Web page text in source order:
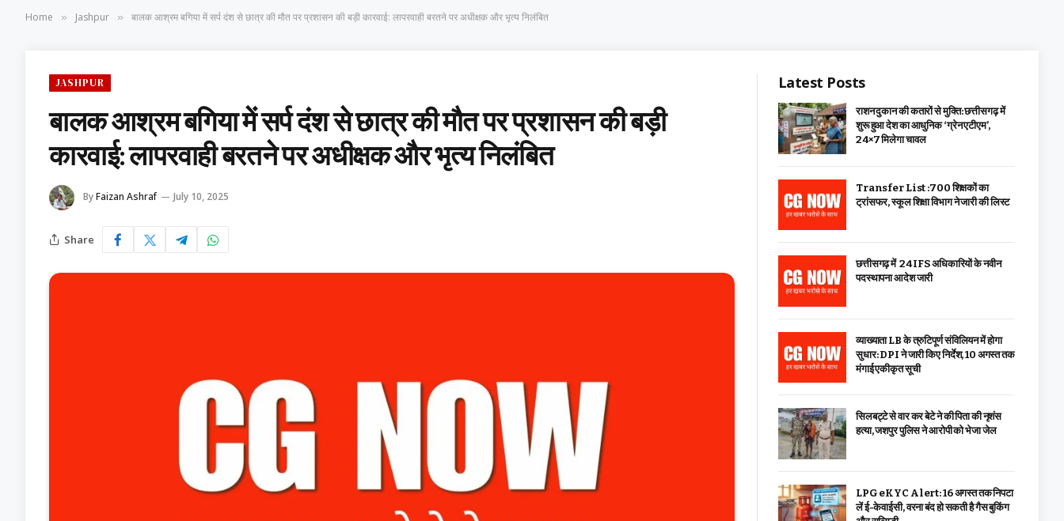
Home » Jashpur » बालक आश्रम बगिया में सर्प दंश से छात्र की मौत पर प्रशासन की बड़ी कारवाई: लापरवाही बरतने पर अधीक्षक और भृत्य निलंबित
JASHPUR
बालक आश्रम बगिया में सर्प दंश से छात्र की मौत पर प्रशासन की बड़ी
कारवाई: लापरवाही बरतने पर अधीक्षक और भृत्य निलंबित
ByFaizan Ashraf July 10, 2025
Share
Latest Posts
राशन दुकान की कतारों से मुक्ति: छत्तीसगढ़ में
शुरू हुआ देश का आधुनिक ‘ग्रेन एटीएम’,
24×7 मिलेगा चावल
Transfer List :700 शिक्षकों का
ट्रांसफर, स्कूल शिक्षा विभाग ने जारी की लिस्ट
छत्तीसगढ़ में 24 IFS अधिकारियों के नवीन
पदस्थापना आदेश जारी
व्याख्याता LB के त्रुटिपूर्ण संविलियन में होगा
सुधार: DPI ने जारी किए निर्देश, 10 अगस्त तक
मंगाई एकीकृत सूची
सिलबट्टे से वार कर बेटे ने की पिता की नृशंस
हत्या, जशपुर पुलिस ने आरोपी को भेजा जेल
LPG eKYC Alert: 16 अगस्त तक निपटा
लें ई-केवाईसी, वरना बंद हो सकती है गैस बुकिंग